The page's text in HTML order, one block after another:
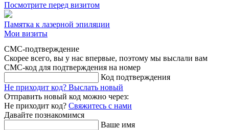
Посмотрите перед визитом
Памятка к лазерной эпиляции
Мои визиты
СМС-подтверждение
Скорее всего, вы у нас впервые, поэтому мы выслали вам
СМС-код для подтверждения на номер
Код подтверждения
Не приходит код? Выслать новый
Отправить новый код можно через:
Не приходит код? Свяжитесь с нами
Давайте познакомимся
Ваше имя